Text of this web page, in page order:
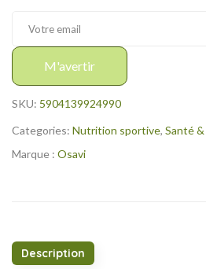
M'avertir
SKU: 5904139924990
Categories: Nutrition sportive, Santé
Marque : Osavi
Description